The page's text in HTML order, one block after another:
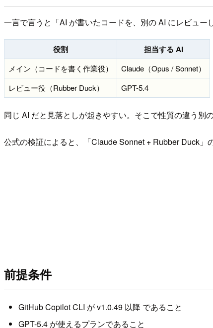
一言で言うと「AI が書いたコードを、別の AI にレビュー
役割 担当する AI
メイン（コードを書く作業役）
Claude（Opus / Sonnet）
レビュー役（Rubber Duck）
GPT-5.4
同じ AI だと見落としが起きやすい。そこで性質の違う別
公式の検証によると、「Claude Sonnet + Rubber Duck」
前提条件
GitHub Copilot CLI が v1.0.49 以降 であること
GPT-5.4 が使えるプランであること